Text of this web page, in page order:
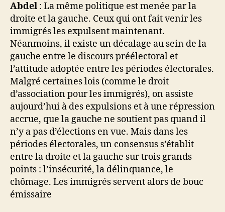
Abdel : La même politique est menée par la
droite et la gauche. Ceux qui ont fait venir les
immigrés les expulsent maintenant.
Néanmoins, il existe un décalage au sein de la
gauche entre le discours préélectoral et
l’attitude adoptée entre les périodes électorales.
Malgré certaines lois (comme le droit
d’association pour les immigrés), on assiste
aujourd’hui à des expulsions et à une répression
accrue, que la gauche ne soutient pas quand il
n’y a pas d’élections en vue. Mais dans les
périodes électorales, un consensus s’établit
entre la droite et la gauche sur trois grands
points : l’insécurité, la délinquance, le
chômage. Les immigrés servent alors de bouc
émissaire